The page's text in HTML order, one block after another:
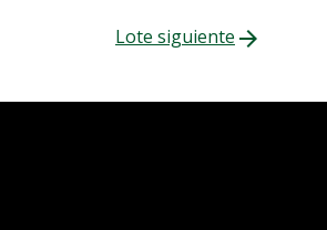
Lote siguiente arrow_forward